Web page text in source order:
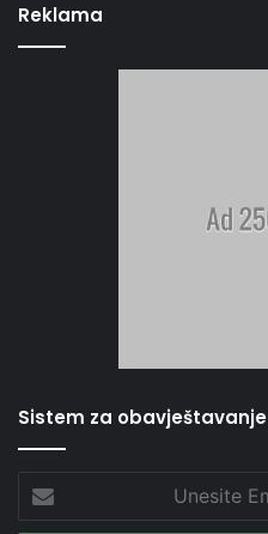
Reklama
Sistem za obavještavanje
Email